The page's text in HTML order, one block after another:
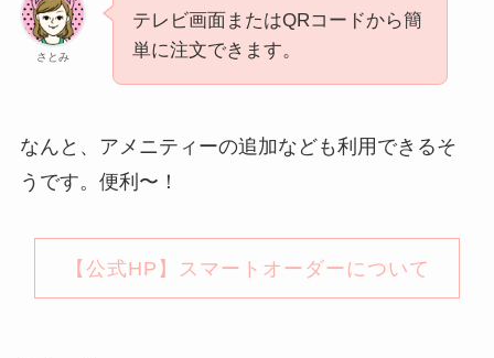
さとみ
テレビ画面またはQRコードから簡
単に注文できます。
なんと、アメニティーの追加なども利用できるそ
うです。便利〜！
【公式HP】スマートオーダーについて